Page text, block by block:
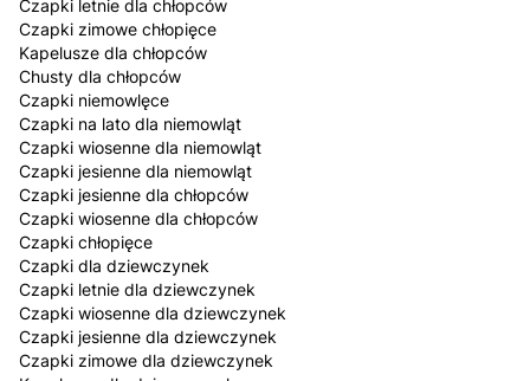
Czapki letnie dla chłopców
Czapki zimowe chłopięce
Kapelusze dla chłopców
Chusty dla chłopców
Czapki niemowlęce
Czapki na lato dla niemowląt
Czapki wiosenne dla niemowląt
Czapki jesienne dla niemowląt
Czapki jesienne dla chłopców
Czapki wiosenne dla chłopców
Czapki chłopięce
Czapki dla dziewczynek
Czapki letnie dla dziewczynek
Czapki wiosenne dla dziewczynek
Czapki jesienne dla dziewczynek
Czapki zimowe dla dziewczynek